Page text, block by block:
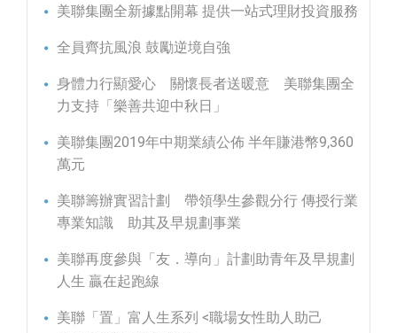
美聯集團全新據點開幕 提供一站式理財投資服務
全員齊抗風浪 鼓勵逆境自強
身體力行顯愛心 關懷長者送暖意 美聯集團全
力支持「樂善共迎中秋日」
美聯集團2019年中期業績公佈 半年賺港幣9,360
萬元
美聯籌辦實習計劃 帶領學生參觀分行 傳授行業
專業知識 助其及早規劃事業
美聯再度參與「友．導向」計劃助青年及早規劃
人生 贏在起跑線
美聯「置」富人生系列 <職場女性助人助己